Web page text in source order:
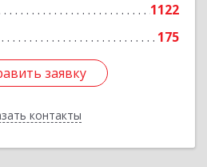
1122
175
заявку
контакты
заявку
Назад